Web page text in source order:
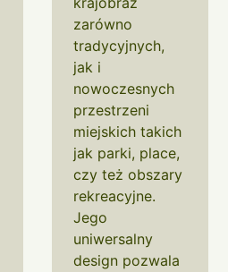
zarówno
tradycyjnych,
jak i
nowoczesnych
przestrzeni
miejskich takich
jak parki, place,
czy też obszary
rekreacyjne.
Jego
uniwersalny
design pozwala